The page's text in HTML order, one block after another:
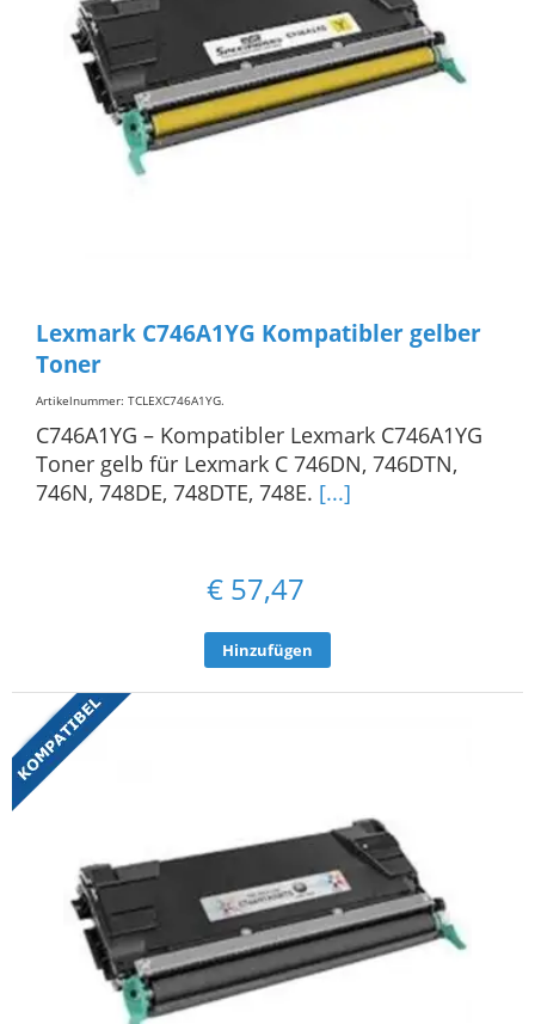
Lexmark C746A1YG Kompatibler gelber
Toner
Artikelnummer: TCLEXC746A1YG.
C746A1YG – Kompatibler Lexmark C746A1YG
Toner gelb für Lexmark C 746DN, 746DTN,
746N, 748DE, 748DTE, 748E. [...]
€ 57,47
Hinzufügen